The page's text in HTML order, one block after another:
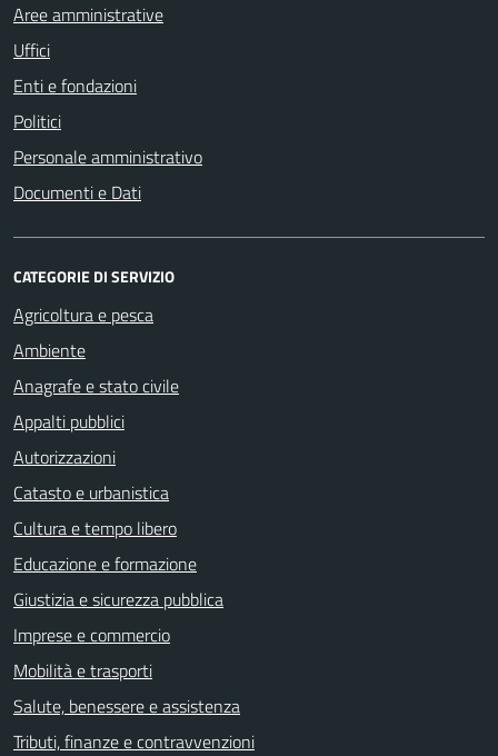
Aree amministrative
Uffici
Enti e fondazioni
Politici
Personale amministrativo
Documenti e Dati
CATEGORIE DI SERVIZIO
Agricoltura e pesca
Ambiente
Anagrafe e stato civile
Appalti pubblici
Autorizzazioni
Catasto e urbanistica
Cultura e tempo libero
Educazione e formazione
Giustizia e sicurezza pubblica
Imprese e commercio
Mobilità e trasporti
Salute, benessere e assistenza
Tributi, finanze e contravvenzioni